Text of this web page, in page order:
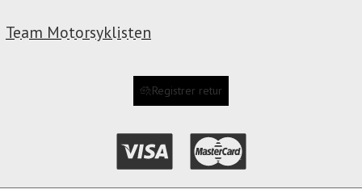
Team Motorsyklisten
Registrer retur